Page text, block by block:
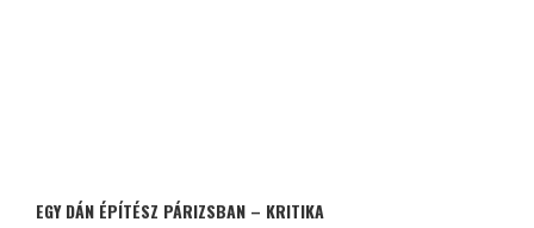
EGY DÁN ÉPÍTÉSZ PÁRIZSBAN – KRITIKA